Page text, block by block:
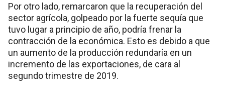
Por otro lado, remarcaron que la recuperación del
sector agrícola, golpeado por la fuerte sequía que
tuvo lugar a principio de año, podría frenar la
contracción de la económica. Esto es debido a que
un aumento de la producción redundaría en un
incremento de las exportaciones, de cara al
segundo trimestre de 2019.